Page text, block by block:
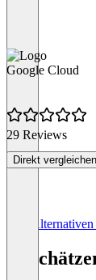
Google Cloud
29 Reviews
Direkt vergleichen
Alle
So